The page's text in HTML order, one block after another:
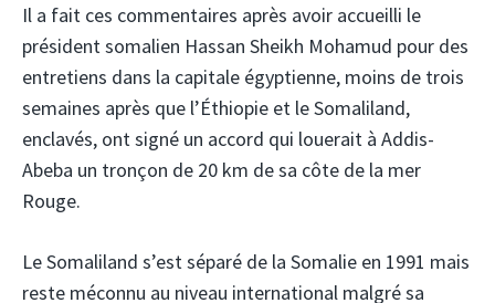
Il a fait ces commentaires après avoir accueilli le
président somalien Hassan Sheikh Mohamud pour des
entretiens dans la capitale égyptienne, moins de trois
semaines après que l’Éthiopie et le Somaliland,
enclavés, ont signé un accord qui louerait à Addis-
Abeba un tronçon de 20 km de sa côte de la mer
Rouge.
Le Somaliland s’est séparé de la Somalie en 1991 mais
reste méconnu au niveau international malgré sa